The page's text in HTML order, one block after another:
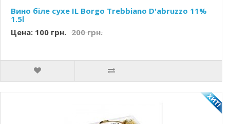
Вино біле сухе IL Borgo Trebbiano D'abruzzo 11%
1.5l
Цена: 100 грн. 200 грн.